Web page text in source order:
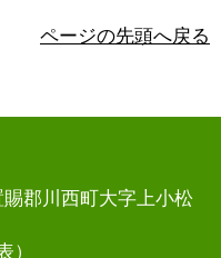
ページの先頭へ戻る
郡川西町大字上小松
）